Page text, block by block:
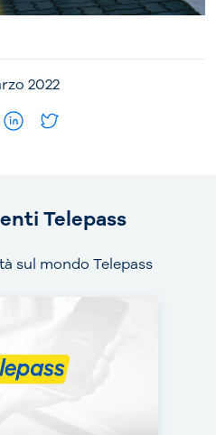
2022
Telepass
sul mondo Telepass